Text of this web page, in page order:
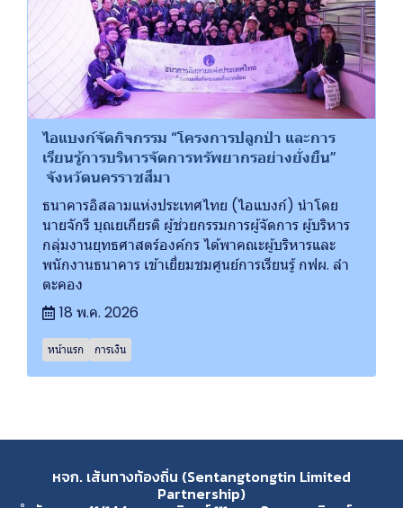
ไอแบงก์จัดกิจกรรม “โครงการปลูกป่า และการ
เรียนรู้การบริหารจัดการทรัพยากรอย่างยั่งยืน”
จังหวัดนครราชสีมา
ธนาคารอิสลามแห่งประเทศไทย (ไอแบงก์) นำโดย
นายจักรี บุณยเกียรติ ผู้ช่วยกรรมการผู้จัดการ ผู้บริหาร
กลุ่มงานยุทธศาสตร์องค์กร ได้พาคณะผู้บริหารและ
พนักงานธนาคาร เข้าเยี่ยมชมศูนย์การเรียนรู้ กฟผ. ลำ
ตะคอง
18 พ.ค. 2026
หน้าแรก การเงิน
หจก. เส้นทางท้องถิ่น (Sentangtongtin Limited
Partnership)